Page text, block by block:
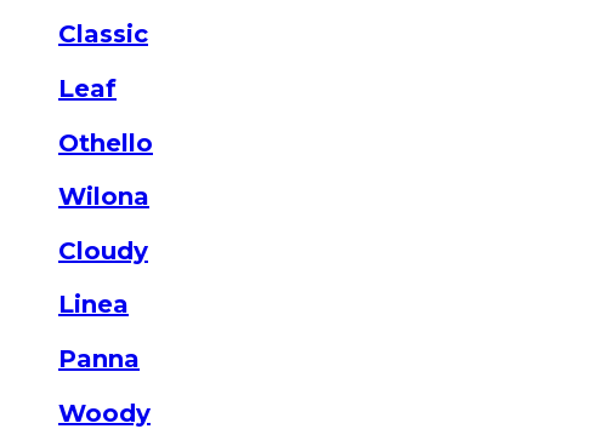
Classic
Leaf
Othello
Wilona
Cloudy
Linea
Panna
Woody